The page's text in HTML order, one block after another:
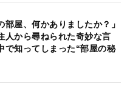
部屋、何かありましたか？」
人から尋ねられた奇妙な言
知ってしまった“部屋の秘